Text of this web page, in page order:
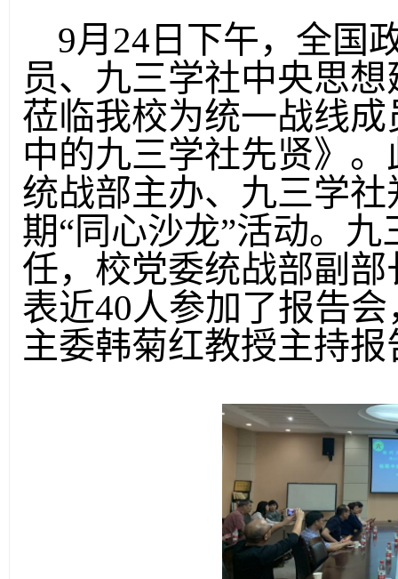
9月24日下午，全国
员、九三学社中央思
莅临我校为统一战线
中的九三学社先贤》
统战部主办、九三学
期“同心沙龙”活动。
任，校党委统战部副
表近40人参加了报告
主委韩菊红教授主持报